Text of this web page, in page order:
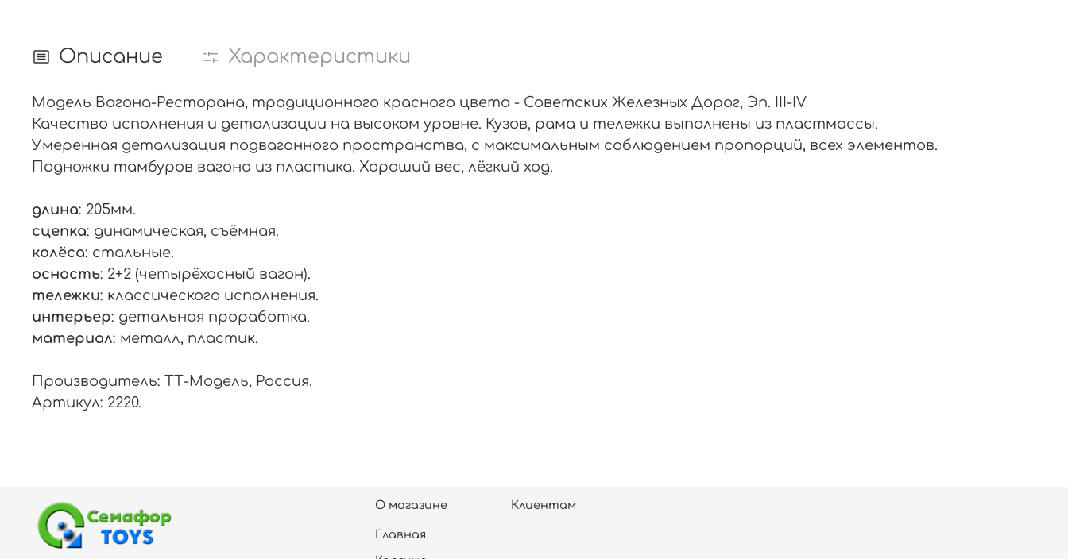
Описание Характеристики
Модель Вагона-Ресторана, традиционного красного цвета - Советских Железных Дорог, Эп. III-IV
Качество исполнения и детализации на высоком уровне. Кузов, рама и тележки выполнены из пластмассы.
Умеренная детализация подвагонного пространства, с максимальным соблюдением пропорций, всех элементов.
Подножки тамбуров вагона из пластика. Хороший вес, лёгкий ход.
длина: 205мм.
сцепка: динамическая, съёмная.
колёса: стальные.
осность: 2+2 (четырёхосный вагон).
тележки: классического исполнения.
интерьер: детальная проработка.
материал: металл, пластик.
Производитель: ТТ-Модель, Россия.
Артикул: 2220.
О магазине
Главная
Клиентам